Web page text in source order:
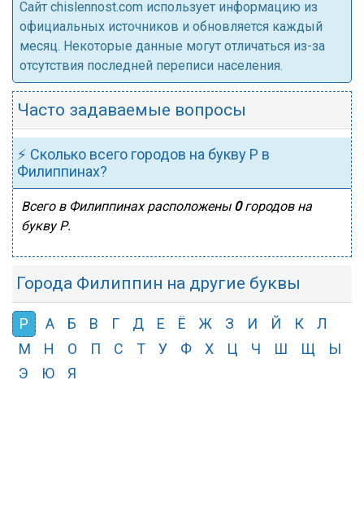
Cайт chislennost.com использует информацию из
официальных источников и обновляется каждый
месяц. Некоторые данные могут отличаться из-за
отсутствия последней переписи населения.
Часто задаваемые вопросы
⚡ Сколько всего городов на букву Р в
Филиппинах?
Всего в Филиппинах расположены 0городов на
букву Р.
Города Филиппин на другие буквы
Р А Б В Г Д Е Ё Ж З И Й К
Л
М
Н О П С Т У Ф Х Ц Ч Ш Щ
Ы
Э
Ю Я